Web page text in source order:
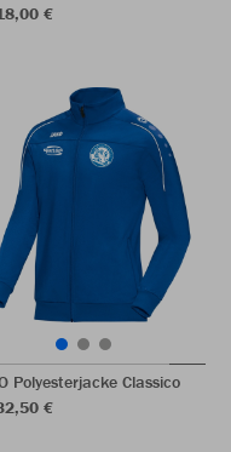
€
Polyesterjacke Classico
€